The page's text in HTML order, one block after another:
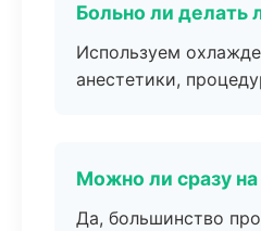
Больно ли делать
Используем
анестетики,
Можно ли сразу на
Да, большинство